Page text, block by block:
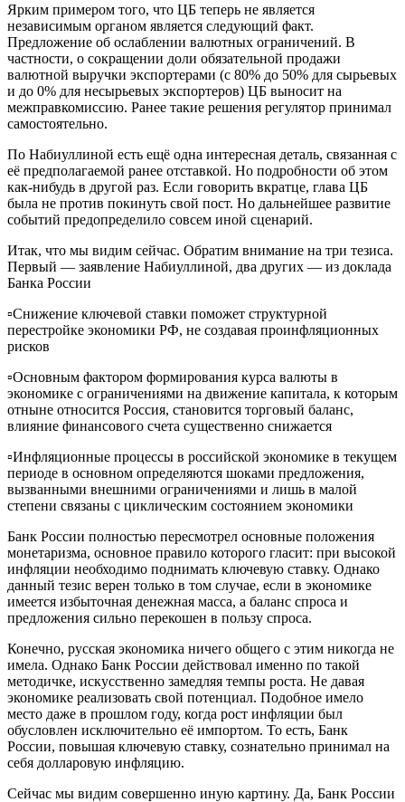
Ярким примером того, что ЦБ теперь не является
независимым органом является следующий факт.
Предложение об ослаблении валютных ограничений. В
частности, о сокращении доли обязательной продажи
валютной выручки экспортерами (с 80% до 50% для сырьевых
и до 0% для несырьевых экспортеров) ЦБ выносит на
межправкомиссию. Ранее такие решения регулятор принимал
самостоятельно.
По Набиуллиной есть ещё одна интересная деталь, связанная с
её предполагаемой ранее отставкой. Но подробности об этом
как-нибудь в другой раз. Если говорить вкратце, глава ЦБ
была не против покинуть свой пост. Но дальнейшее развитие
событий предопределило совсем иной сценарий.
Итак, что мы видим сейчас. Обратим внимание на три тезиса.
Первый — заявление Набиуллиной, два других — из доклада
Банка России
▫️Снижение ключевой ставки поможет структурной
перестройке экономики РФ, не создавая проинфляционных
рисков
▫️Основным фактором формирования курса валюты в
экономике с ограничениями на движение капитала, к которым
отныне относится Россия, становится торговый баланс,
влияние финансового счета существенно снижается
▫️Инфляционные процессы в российской экономике в текущем
периоде в основном определяются шоками предложения,
вызванными внешними ограничениями и лишь в малой
степени связаны с циклическим состоянием экономики
Банк России полностью пересмотрел основные положения
монетаризма, основное правило которого гласит: при высокой
инфляции необходимо поднимать ключевую ставку. Однако
данный тезис верен только в том случае, если в экономике
имеется избыточная денежная масса, а баланс спроса и
предложения сильно перекошен в пользу спроса.
Конечно, русская экономика ничего общего с этим никогда не
имела. Однако Банк России действовал именно по такой
методичке, искусственно замедляя темпы роста. Не давая
экономике реализовать свой потенциал. Подобное имело
место даже в прошлом году, когда рост инфляции был
обусловлен исключительно её импортом. То есть, Банк
России, повышая ключевую ставку, сознательно принимал на
себя долларовую инфляцию.
Сейчас мы видим совершенно иную картину. Да, Банк России